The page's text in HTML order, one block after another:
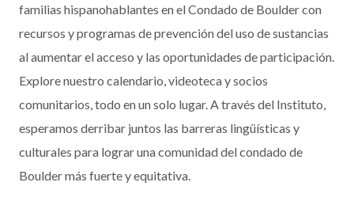
familias hispanohablantes en el Condado de Boulder con
recursos y programas de prevención del uso de sustancias
al aumentar el acceso y las oportunidades de participación.
Explore nuestro calendario, videoteca y socios
comunitarios, todo en un solo lugar. A través del Instituto,
esperamos derribar juntos las barreras lingüísticas y
culturales para lograr una comunidad del condado de
Boulder más fuerte y equitativa.